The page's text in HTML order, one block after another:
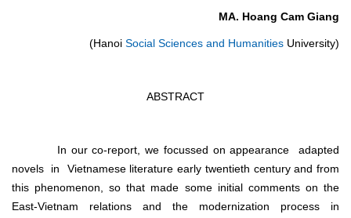
MA. Hoang Cam Giang
(Hanoi Social Sciences and Humanities University)
ABSTRACT
In our co-report, we focussed on appearance adapted
novels in Vietnamese literature early twentieth century and from
this phenomenon, so that made some initial comments on the
East-Vietnam relations and the modernization process in